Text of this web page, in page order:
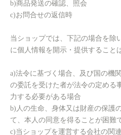
b)商品発送の確認、照会
c)お問合せの返信時
当ショップでは、下記の場合を除
に個人情報を開示・提供すること
a)法令に基づく場合、及び国の機
の委託を受けた者が法令の定める
力する必要がある場合
b)人の生命、身体又は財産の保護
て、本人の同意を得ることが困難
c)当ショップを運営する会社の関